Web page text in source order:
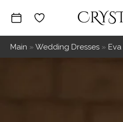
content
Main » Wedding Dresses »